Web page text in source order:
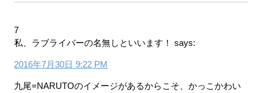
7
私、ラブライバーの名無しといいます！
says:
2016年7月30日 9:22 PM
九尾=NARUTOのイメージがあるからこそ、かっこかわい